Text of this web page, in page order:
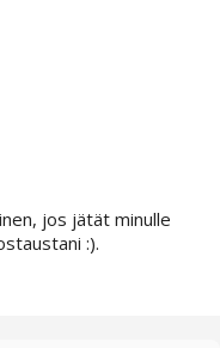
jos jätät minulle
:).